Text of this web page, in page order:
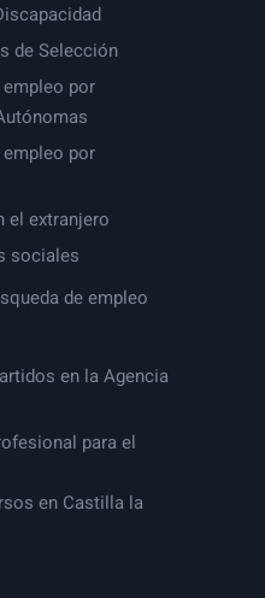
de Selección
por
por
el extranjero
sociales
de empleo
en la Agencia
para el
en Castilla la